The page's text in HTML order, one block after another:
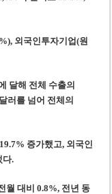
외국인투자기업(원
달해 전체 수출의
러를 넘어 전체의
증가했고, 외국인
다.
월 대비 0.8%, 전년 동